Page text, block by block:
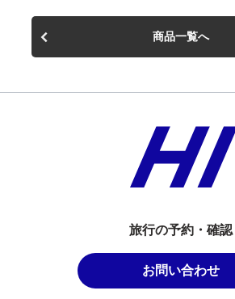
商品一覧へ
旅行の予約・確認
お問い合わせ